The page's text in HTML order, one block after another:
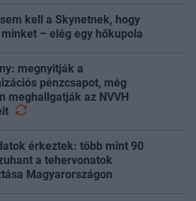
kell a Skynetnek, hogy
– elég egy hőkupola
megnyitják a
pénzcsapot, még
meghallgatják az NVVH
érkeztek: több mint 90
a tehervonatok
Magyarországon